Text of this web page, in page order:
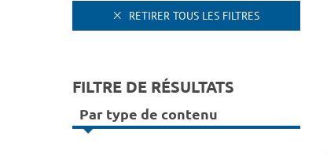
RETIRER TOUS LES FILTRES
FILTRE DE RÉSULTATS
Par type de contenu